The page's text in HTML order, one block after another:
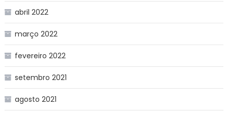
abril 2022
março 2022
fevereiro 2022
setembro 2021
agosto 2021